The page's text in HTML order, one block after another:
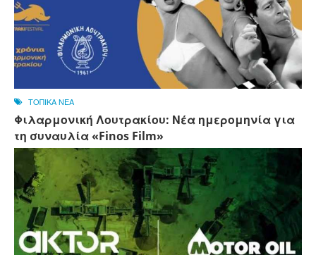
ΤΟΠΙΚΑ ΝΕΑ
Φιλαρμονική Λουτρακίου: Νέα ημερομηνία για
τη συναυλία «Finos Film»